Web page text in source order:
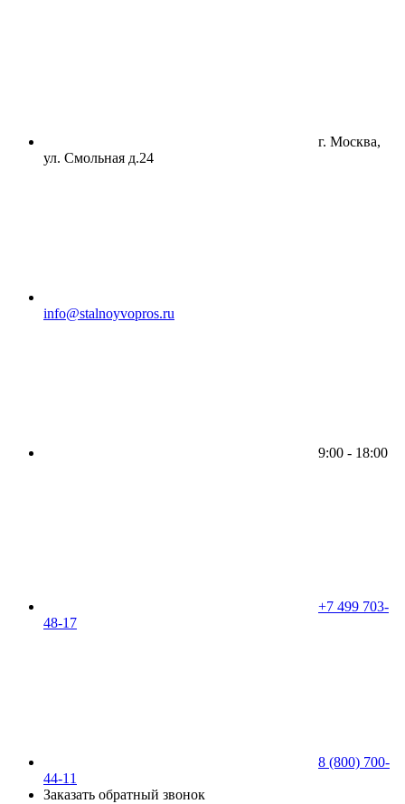
г. Москва,
ул. Смольная д.24
info@stalnoyvopros.ru
9:00 - 18:00
+7 499 703-
48-17
8 (800) 700-
44-11
Заказать обратный звонок